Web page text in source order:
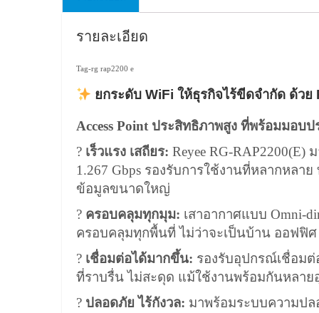
รายละเอียด
Tag-rg rap2200 e
ยกระดับ WiFi ให้ธุรกิจไร้ขีดจำกัด ด้วย
Access Point ประสิทธิภาพสูง ที่พร้อมมอบ
? เร็วแรง เสถียร: Reyee RG-RAP2200(E)
1.267 Gbps รองรับการใช้งานที่หลากหลา
ข้อมูลขนาดใหญ่
? ครอบคลุมทุกมุม: เสาอากาศแบบ Omni-
ครอบคลุมทุกพื้นที่ ไม่ว่าจะเป็นบ้าน ออฟฟิศ
? เชื่อมต่อได้มากขึ้น: รองรับอุปกรณ์เชื่อมต่
ที่ราบรื่น ไม่สะดุด แม้ใช้งานพร้อมกันหลา
?️ ปลอดภัย ไร้กังวล: มาพร้อมระบบความป